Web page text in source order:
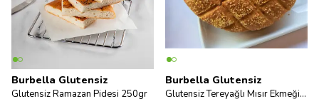
Burbella Glutensiz
Glutensiz Ramazan Pidesi 250gr
Burbella Glutensiz
Glutensiz Tereyağlı Mısır Ekmeği 350gr